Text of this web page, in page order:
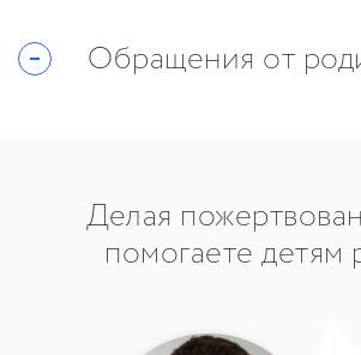
Обращения от
Делая
помогаете детям